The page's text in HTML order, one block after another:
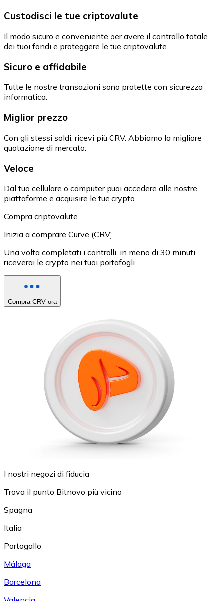
Custodisci le tue criptovalute
Il modo sicuro e conveniente per avere il controllo totale
dei tuoi fondi e proteggere le tue criptovalute.
Sicuro e affidabile
Tutte le nostre transazioni sono protette con sicurezza
informatica.
Miglior prezzo
Con gli stessi soldi, ricevi più CRV. Abbiamo la migliore
quotazione di mercato.
Veloce
Dal tuo cellulare o computer puoi accedere alle nostre
piattaforme e acquisire le tue crypto.
Compra criptovalute
Inizia a comprare Curve (CRV)
Una volta completati i controlli, in meno di 30 minuti
riceverai le crypto nei tuoi portafogli.
Compra CRV ora
I nostri negozi di fiducia
Trova il punto Bitnovo più vicino
Spagna
Italia
Portogallo
Málaga
Barcelona